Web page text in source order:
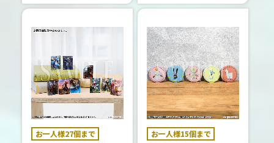
お一人様27個まで お一人様15個まで